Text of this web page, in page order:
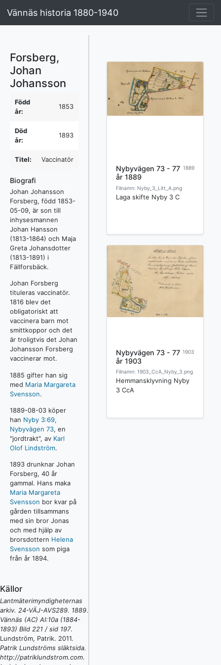
Vännäs historia 1880-1940
Forsberg,
Johan
Johansson
Född
år:
1853
Död
år:
1893
Titel: Vaccinatör
Biografi
Johan Johansson
Forsberg, född 1853-
05-09, är son till
inhysesmannen
Johan Hansson
(1813-1864) och Maja
Greta Johansdotter
(1813-1891) i
Fällforsbäck.
Johan Forsberg
tituleras vaccinatör.
1816 blev det
obligatoriskt att
vaccinera barn mot
smittkoppor och det
är troligtvis det Johan
Johansson Forsberg
vaccinerar mot.
1885 gifter han sig
med Maria Margareta
Svensson.
1889-08-03 köper
han Nyby 3:69,
Nybyvägen 73, en
"jordtrakt", av Karl
Olof Lindström.
1893 drunknar Johan
Forsberg, 40 år
gammal. Hans maka
Maria Margareta
Svensson bor kvar på
gården tillsammans
med sin bror Jonas
och med hjälp av
brorsdottern Helena
Svensson som piga
från år 1894.
Källor
Lantmäterimyndigheternas
arkiv. 24-VÄJ-AVS289. 1889.
Vännäs (AC) AI:10a (1884-
1893) Bild 221 / sid 197.
Lundström, Patrik. 2011.
Patrik Lundströms släktsida.
http://patriklundstrom.com.
1889
Nybyvägen 73 - 77
år 1889
Filnamn: Nyby_3_Litt_A.png
Laga skifte Nyby 3 C
1903
Nybyvägen 73 - 77
år 1903
Filnamn: 1903_CcA_Nyby_3.png
Hemmansklyvning Nyby
3 CcA